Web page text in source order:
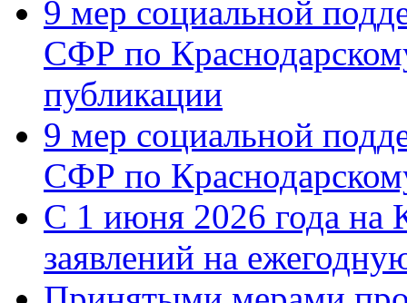
9 мер социальной
СФР по
публикации
9 мер социальной
СФР по
С 1 июня 2026 года на
заявлений на